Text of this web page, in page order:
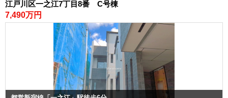
江戸川区一之江7丁目8番 C号棟
7,490万円